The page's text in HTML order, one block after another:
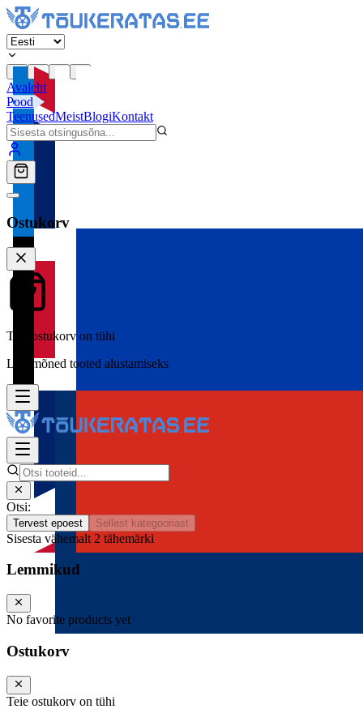
Avaleht
Pood
TeenusedMeistBlogiKontakt
Ostukorv
Teie ostukorv on tühi
Lisa mõned tooted alustamiseks
Otsi:
Tervest epoest Sellest kategooriast
Sisesta vähemalt 2 tähemärki
Lemmikud
No favorite products yet
Ostukorv
Teie ostukorv on tühi